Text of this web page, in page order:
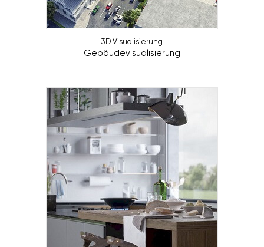
3D Visualisierung
Gebäudevisualisierung